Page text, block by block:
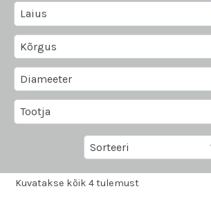
Kuvatakse kõik 4 tulemust